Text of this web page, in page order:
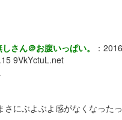
さん＠お腹いっぱい。 ：
9VkYctuL.net
さにぶよぶよ感がなくなったっ